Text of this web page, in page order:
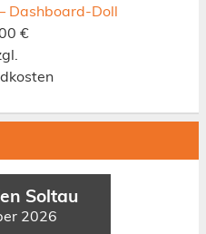
Dashboard-Doll
€
Soltau
2026